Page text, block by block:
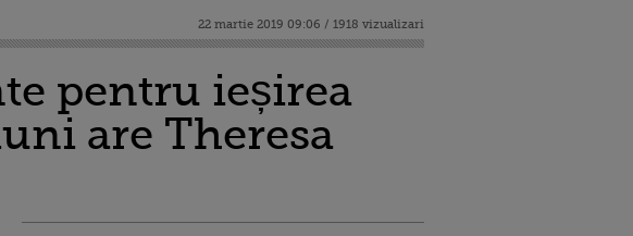
22 martie 2019 09:06 / 1918 vizualizari
pentru ieșirea
are Theresa